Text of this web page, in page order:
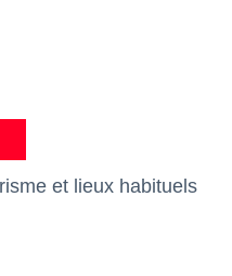
et lieux habituels